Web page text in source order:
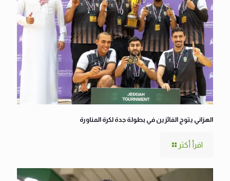
الهزاني يتوج الفائزين في بطولة جدة لكرة المناورة
اقرأ أكثر